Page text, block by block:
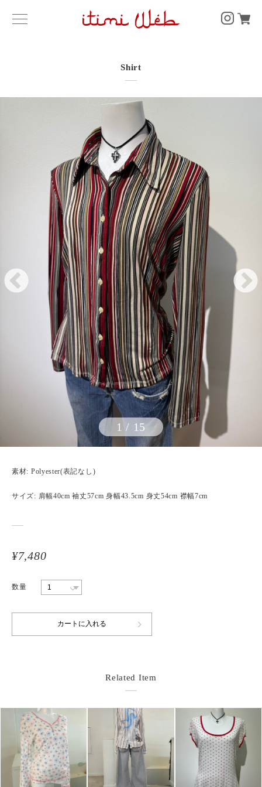
Shirt
1 / 15
素材: Polyester(表記なし)
サイズ: 肩幅40cm 袖丈57cm 身幅43.5cm 身丈54cm 襟幅7cm
¥7,480
数量
Related Item